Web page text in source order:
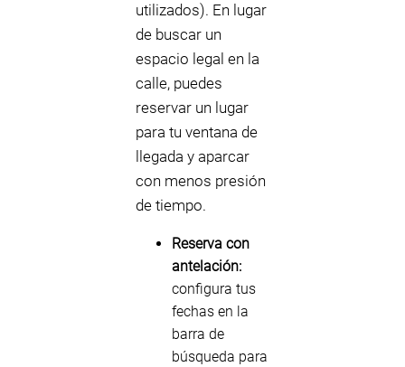
utilizados). En lugar
de buscar un
espacio legal en la
calle, puedes
reservar un lugar
para tu ventana de
llegada y aparcar
con menos presión
de tiempo.
Reserva con
antelación:
configura tus
fechas en la
barra de
búsqueda para